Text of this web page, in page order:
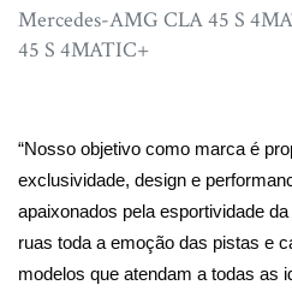
Mercedes-AMG CLA 45 S
45 S 4MATIC+
“Nosso objetivo como marca é
exclusividade, design e
apaixonados pela esportividade
ruas toda a emoção das pistas e
modelos que atendam a todas as